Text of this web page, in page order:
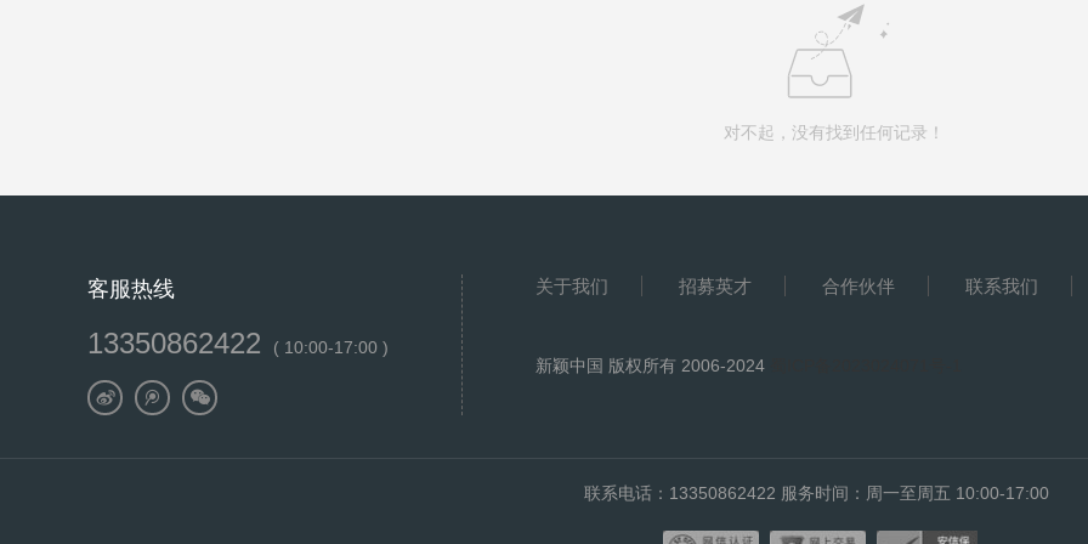
对不起，没有找到任何记录！
客服热线
13350862422 ( 10:00-17:00 )
关于我们 招募英才 合作伙伴 联系我们
新颖中国 版权所有 2006-2024
联系电话：13350862422 服务时间：周一至周五 10:00-17:00